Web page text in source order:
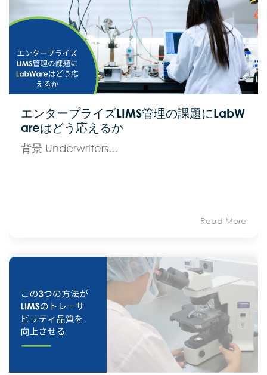
エンタープライズLIMS管理の課題にLabW
areはどう応えるか
背景 Underwriters...
Read More